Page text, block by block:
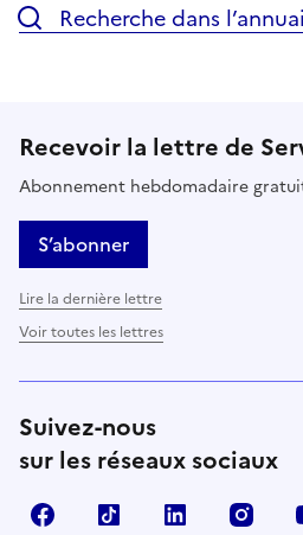
Recherche dans
Recevoir la lettre de
Abonnement hebdomadaire
S’abonner
Lire la dernière lettre
Voir toutes les lettres
Suivez-nous
sur les réseaux sociaux
FacebookTikTok LinkedIn